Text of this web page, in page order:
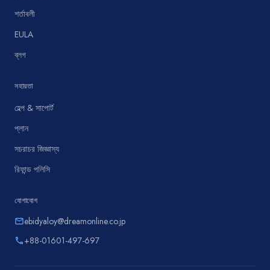
শর্তাবলী
EULA
ব্লগ
সহায়তা
হেল্প & সাপোর্ট
প্লান
সচরাচর জিজ্ঞাস্য
রিফান্ড পলিসি
যোগাযোগ
emailebidyaloy@dreamonline.co.jp
phone+88-01601-497-697